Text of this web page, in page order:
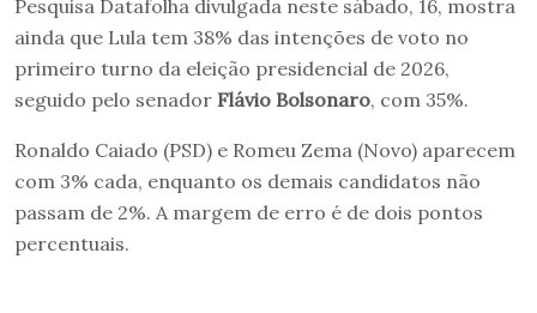
Pesquisa Datafolha divulgada neste sábado, 16, mostra
ainda que Lula tem 38% das intenções de voto no
primeiro turno da eleição presidencial de 2026,
seguido pelo senador Flávio Bolsonaro, com 35%.
Ronaldo Caiado (PSD) e Romeu Zema (Novo) aparecem
com 3% cada, enquanto os demais candidatos não
passam de 2%. A margem de erro é de dois pontos
percentuais.